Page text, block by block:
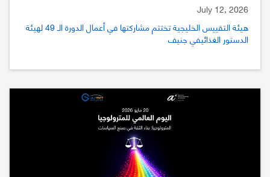
July 12, 2026
هيئة التقييس الخليجية تختتم مشاركتها في أعمال الدورة الـ 49 لهيئة
الدستور الغذائيفي جنيف